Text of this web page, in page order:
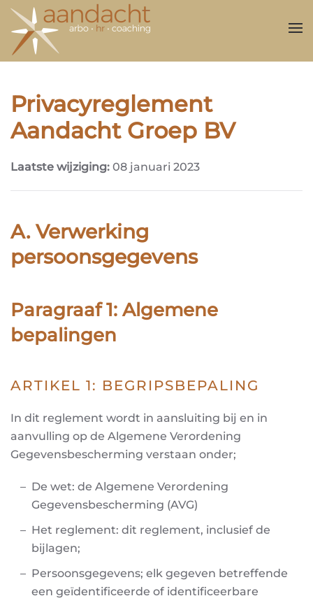
Overslaan en naar de inhoud gaan
Privacyreglement
Aandacht Groep BV
Laatste wijziging: 08 januari 2023
A. Verwerking
persoonsgegevens
Paragraaf 1: Algemene
bepalingen
ARTIKEL 1: BEGRIPSBEPALING
In dit reglement wordt in aansluiting bij en in
aanvulling op de Algemene Verordening
Gegevensbescherming verstaan onder;
De wet: de Algemene Verordening
Gegevensbescherming (AVG)
Het reglement: dit reglement, inclusief de
bijlagen;
Persoonsgegevens; elk gegeven betreffende
een geïdentificeerde of identificeerbare